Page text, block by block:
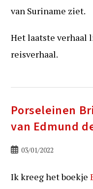
van Suriname ziet.
Het laatste verhaal
reisverhaal.
Porseleinen
van Edmund
Bericht03/01/2022
Ik kreeg het boekje